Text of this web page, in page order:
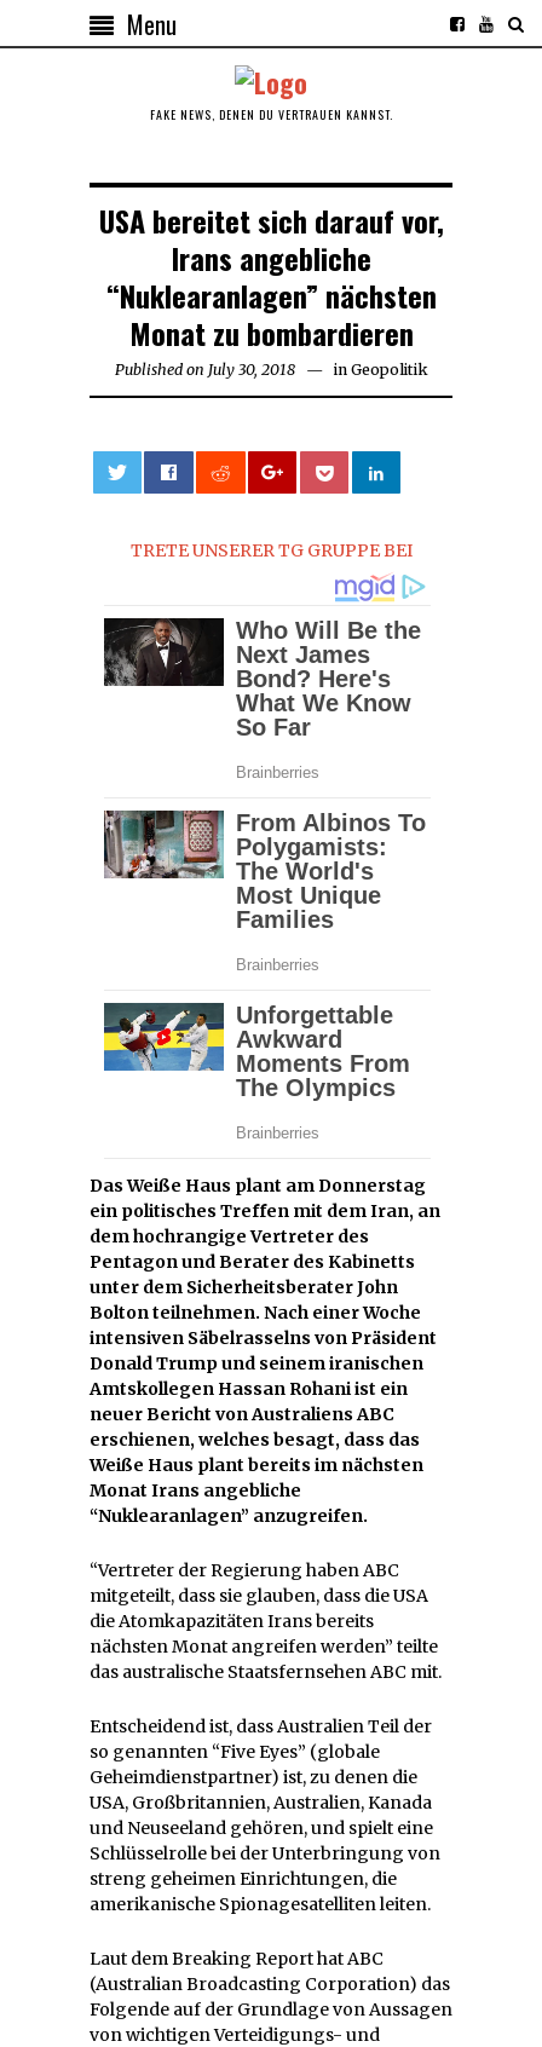
Menu
FAKE NEWS, DENEN DU VERTRAUEN KANNST.
USA bereitet sich darauf vor,
Irans angebliche
“Nuklearanlagen” nächsten
Monat zu bombardieren
Published on July 30, 2018 in Geopolitik
TRETE UNSERER TG GRUPPE BEI
Das Weiße Haus plant am Donnerstag
ein politisches Treffen mit dem Iran, an
dem hochrangige Vertreter des
Pentagon und Berater des Kabinetts
unter dem Sicherheitsberater John
Bolton teilnehmen. Nach einer Woche
intensiven Säbelrasselns von Präsident
Donald Trump und seinem iranischen
Amtskollegen Hassan Rohani ist ein
neuer Bericht von Australiens ABC
erschienen, welches besagt, dass das
Weiße Haus plant bereits im nächsten
Monat Irans angebliche
“Nuklearanlagen” anzugreifen.
“Vertreter der Regierung haben ABC
mitgeteilt, dass sie glauben, dass die USA
die Atomkapazitäten Irans bereits
nächsten Monat angreifen werden” teilte
das australische Staatsfernsehen ABC mit.
Entscheidend ist, dass Australien Teil der
so genannten “Five Eyes” (globale
Geheimdienstpartner) ist, zu denen die
USA, Großbritannien, Australien, Kanada
und Neuseeland gehören, und spielt eine
Schlüsselrolle bei der Unterbringung von
streng geheimen Einrichtungen, die
amerikanische Spionagesatelliten leiten.
Laut dem Breaking Report hat ABC
(Australian Broadcasting Corporation) das
Folgende auf der Grundlage von Aussagen
von wichtigen Verteidigungs- und